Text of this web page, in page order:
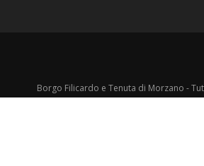
Borgo Filicardo e Tenuta di Morzano -
P. Iva 05451000482 --Privacy